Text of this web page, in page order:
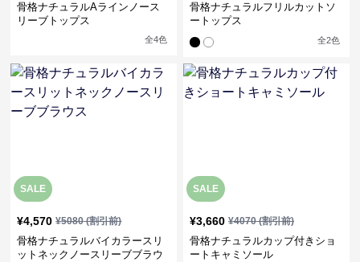
骨格ナチュラルAラインノース
リーブトップス
全4色
骨格ナチュラルフリルカットソ
ートップス
全2色
SALE
¥4,570 ¥5080(割引前)
骨格ナチュラルバイカラースリ
ットネックノースリーブブラウ
SALE
¥3,660 ¥4070(割引前)
骨格ナチュラルカップ付きショ
ートキャミソール